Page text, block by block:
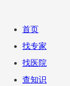
首页
找专家
找医院
查知识